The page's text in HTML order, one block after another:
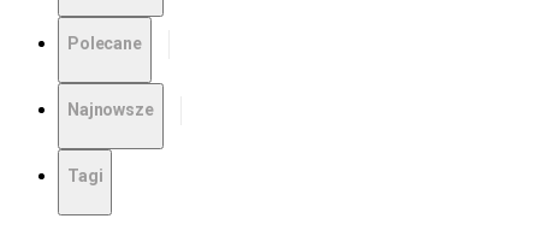
Polecane
Najnowsze
Tagi